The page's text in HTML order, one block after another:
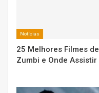
Notícias
25 Melhores Filmes de
Zumbi e Onde Assistir